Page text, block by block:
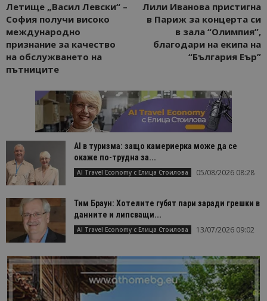
Летище „Васил Левски“ –
София получи високо
международно
признание за качество
на обслужването на
пътниците
Лили Иванова пристигна
в Париж за концерта си
в зала “Олимпия”,
благодари на екипа на
“България Еър”
AI в туризма: защо камериерка може да се
окаже по-трудна за...
AI Travel Economy с Елица Стоилова 05/08/2026 08:28
Тим Браун: Хотелите губят пари заради грешки в
данните и липсващи...
AI Travel Economy с Елица Стоилова 13/07/2026 09:02